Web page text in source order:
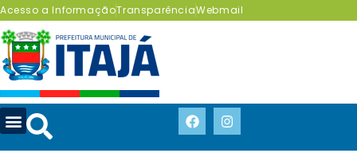
Acesso a InformaçãoTransparênciaWebmail